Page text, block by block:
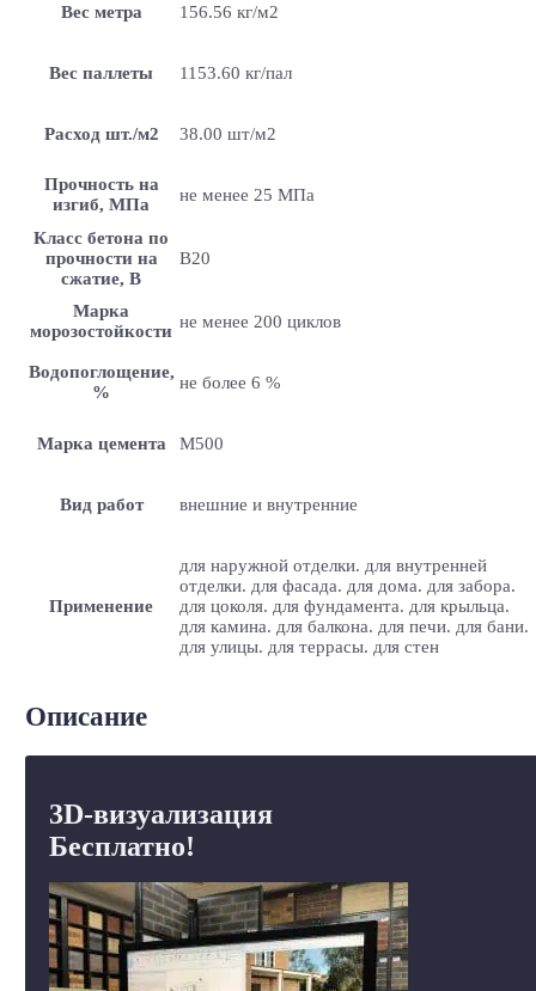
Вес метра 156.56 кг/м2
Вес паллеты 1153.60 кг/пал
Расход шт./м2 38.00 шт/м2
Прочность на
изгиб, МПа
не менее 25 МПа
Класс бетона по
прочности на
сжатие, В
B20
Марка
морозостойкости не менее 200 циклов
Водопоглощение,
%
не более 6 %
Марка цемента M500
Вид работ внешние и внутренние
Применение
для наружной отделки. для внутренней
отделки. для фасада. для дома. для забора.
для цоколя. для фундамента. для крыльца.
для камина. для балкона. для печи. для бани.
для улицы. для террасы. для стен
Описание
3D-визуализация
Бесплатно!